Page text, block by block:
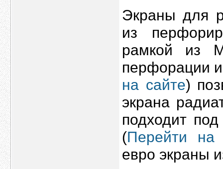
Экраны для
из
рамкой из
перфорации
на сайте)
экрана
подходит
(Перейти
евро экраны